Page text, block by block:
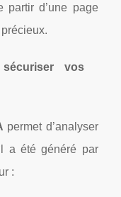
partir d’une page
vos
permet d’analyser
a été généré par
: